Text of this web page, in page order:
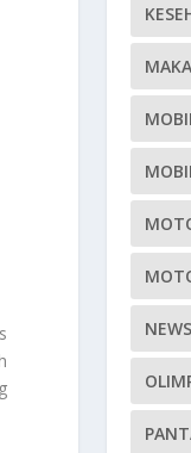
NEWS